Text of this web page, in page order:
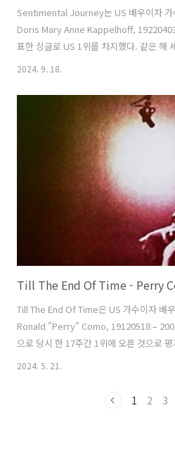
Sentimental Journey는 US 배우이자
Doris Mary Anne Kappelhoff,
표한 싱글로 US 1위를 차지했다. 같은 해
18971119 – 19810102), 밴드 마스터 레
19120314 – 20010104), 편곡자 벤 호머
19750212)가 만들고 레스가 지휘를 맡았
으나 로열티 지급 문제에 따른 음악가 연맹..
2024. 9. 18.
Till The End Of Time - Perry
Till The End Of Time은 US 가수이자 배
Ronald "Perry" Como, 19120518 –
으로 당시 한 17주간 1위에 오른 것으로
앨범 에 수록한 곡으로 NPR 선정 2023년
작곡하고 허브 헨들러(Herb Hendler)가
2024. 5. 21.
1 2 3